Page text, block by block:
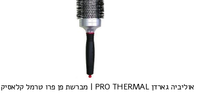
אוליביה גארדן PRO THERMAL | מברשת פן פרו טרמל קלאסיק T55